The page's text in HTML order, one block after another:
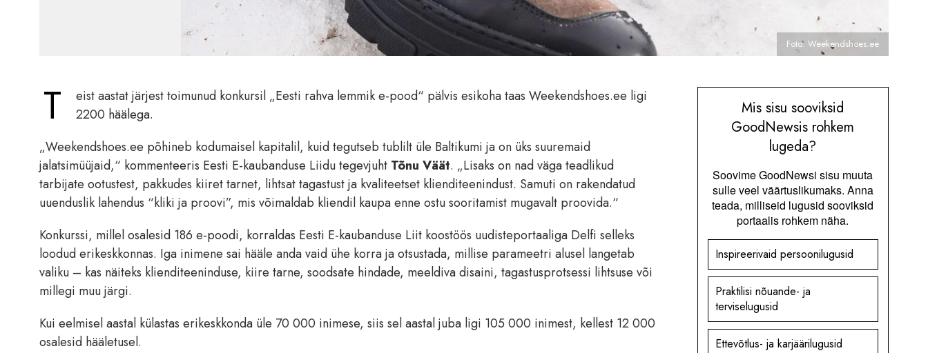
Foto: Weekendshoes.ee
T
eist aastat järjest toimunud konkursil „Eesti rahva lemmik e-pood“ pälvis esikoha taas Weekendshoes.ee ligi
2200 häälega.
„Weekendshoes.ee põhineb kodumaisel kapitalil, kuid tegutseb tublilt üle Baltikumi ja on üks suuremaid
jalatsimüüjaid,“ kommenteeris Eesti E-kaubanduse Liidu tegevjuht Tõnu Väät. „Lisaks on nad väga teadlikud
tarbijate ootustest, pakkudes kiiret tarnet, lihtsat tagastust ja kvaliteetset klienditeenindust. Samuti on rakendatud
uuenduslik lahendus “kliki ja proovi”, mis võimaldab kliendil kaupa enne ostu sooritamist mugavalt proovida.“
Konkurssi, millel osalesid 186 e-poodi, korraldas Eesti E-kaubanduse Liit koostöös uudisteportaaliga Delfi selleks
loodud erikeskkonnas. Iga inimene sai hääle anda vaid ühe korra ja otsustada, millise parameetri alusel langetab
valiku – kas näiteks klienditeeninduse, kiire tarne, soodsate hindade, meeldiva disaini, tagastusprotsessi lihtsuse või
millegi muu järgi.
Kui eelmisel aastal külastas erikeskkonda üle 70 000 inimese, siis sel aastal juba ligi 105 000 inimest, kellest 12 000
osalesid hääletusel.
Mis sisu sooviksid
GoodNewsis rohkem
lugeda?
Soovime GoodNewsi sisu muuta
sulle veel väärtuslikumaks. Anna
teada, milliseid lugusid sooviksid
portaalis rohkem näha.
Inspireerivaid persoonilugusid
Praktilisi nõuande- ja
terviselugusid
Ettevõtlus- ja karjäärilugusid